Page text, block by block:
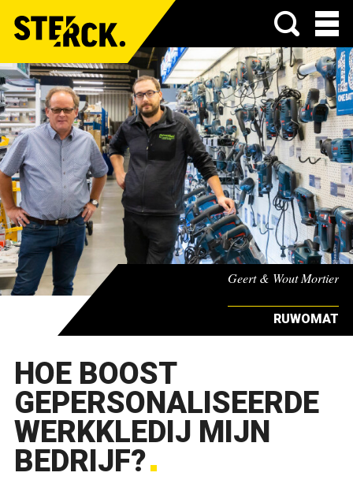
Menu
Geert & Wout Mortier
RUWOMAT
HOE BOOST
GEPERSONALISEERDE
WERKKLEDIJ MIJN
BEDRIJF?